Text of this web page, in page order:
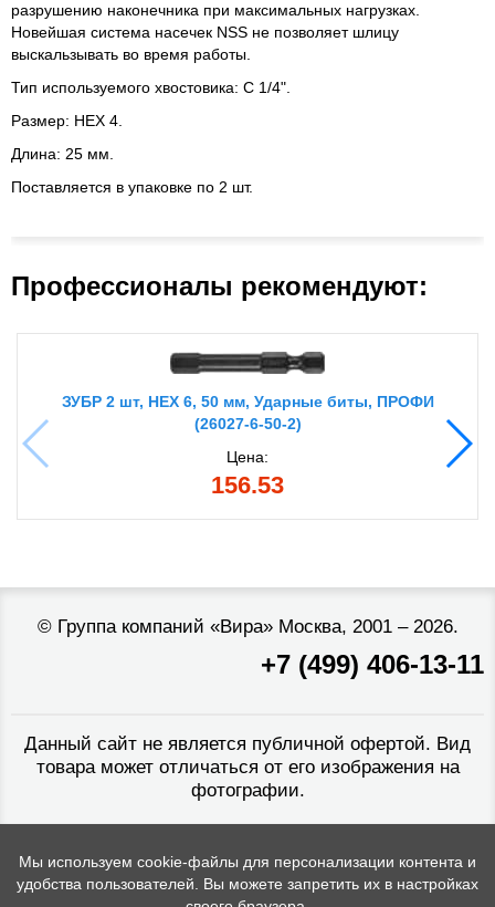
разрушению наконечника при максимальных нагрузках.
Новейшая система насечек NSS не позволяет шлицу
выскальзывать во время работы.
Тип используемого хвостовика: C 1/4".
Размер: HEX 4.
Длина: 25 мм.
Поставляется в упаковке по 2 шт.
Профессионалы рекомендуют:
ЗУБР 2 шт, HEX 6, 50 мм, Ударные биты, ПРОФИ
(26027-6-50-2)
Цена:
156.53
© Группа компаний «Вира»Москва, 2001 – 2026.
+7 (499) 406-13-11
Данный сайт не является публичной офертой. Вид
товара может отличаться от его изображения на
фотографии.
Мы используем cookie-файлы для персонализации контента и
удобства пользователей. Вы можете запретить их в настройках